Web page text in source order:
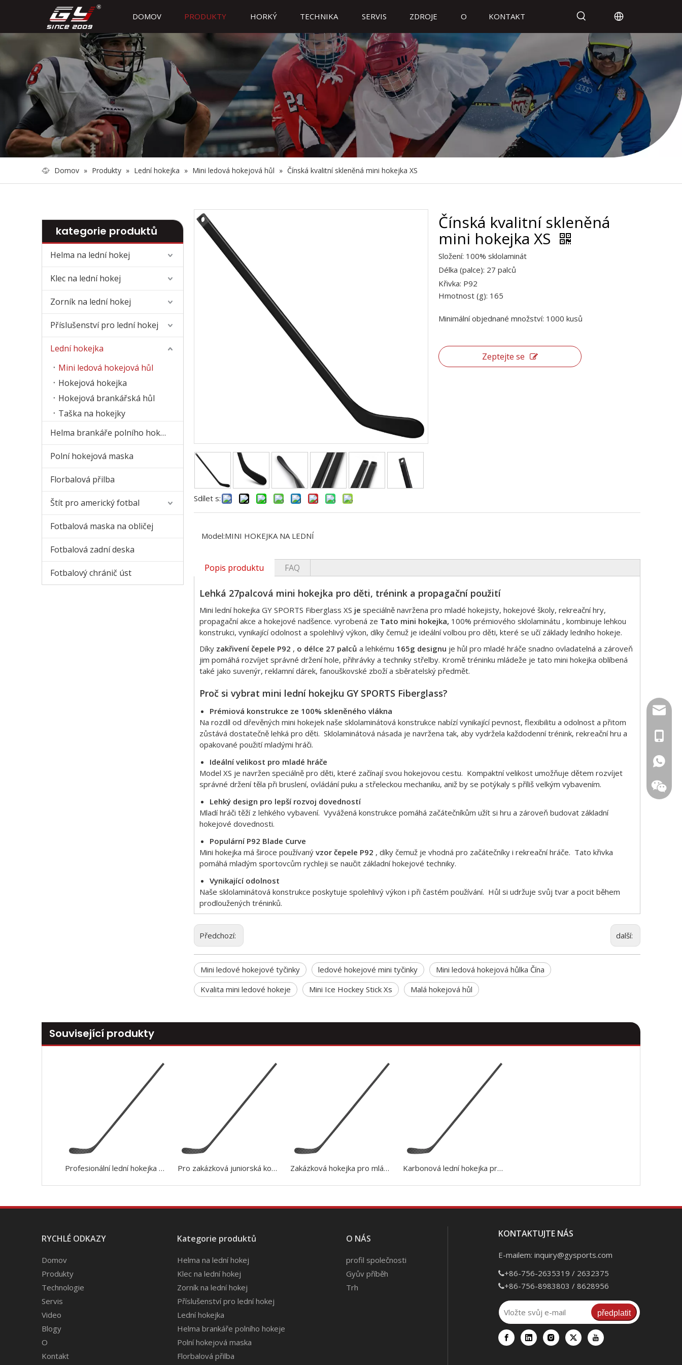
DOMOV PRODUKTY HORKÝ TECHNIKA SERVIS ZDROJE O KONTAKT
Domov » Produkty » Lední hokejka » Mini ledová hokejová hůl » Čínská kvalitní skleněná mini hokejka XS
kategorie produktů
Helma na lední hokej
Klec na lední hokej
Zorník na lední hokej
Příslušenství pro lední hokej
Lední hokejka
Mini ledová hokejová hůl
Hokejová hokejka
Hokejová brankářská hůl
Taška na hokejky
Helma brankáře polního hokeje
Polní hokejová maska
Florbalová přilba
Štít pro americký fotbal
Fotbalová maska ​​na obličej
Fotbalová zadní deska
Fotbalový chránič úst
Sdílet s:
Čínská kvalitní skleněná
mini hokejka XS
Složení: 100% sklolaminát
Délka (palce): 27 palců
Křivka: P92
Hmotnost (g): 165
Minimální objednané množství: 1000 kusů
Zeptejte se
Model:MINI HOKEJKA NA LEDNÍ
Popis produktu FAQ
Lehká 27palcová mini hokejka pro děti, trénink a propagační použití
Mini lední hokejka GY SPORTS Fiberglass XS je speciálně navržena pro mladé hokejisty, hokejové školy, rekreační hry,
propagační akce a hokejové nadšence. vyrobená ze Tato mini hokejka, 100% prémiového sklolaminátu , kombinuje lehkou
konstrukci, vynikající odolnost a spolehlivý výkon, díky čemuž je ideální volbou pro děti, které se učí základy ledního hokeje.
Díky zakřivení čepele P92 , o délce 27 palců a lehkému 165g designu je hůl pro mladé hráče snadno ovladatelná a zároveň
jim pomáhá rozvíjet správné držení hole, přihrávky a techniky střelby. Kromě tréninku mládeže je tato mini hokejka oblíbená
také jako suvenýr, reklamní dárek, fanouškovské zboží a sběratelský předmět.
Proč si vybrat mini lední hokejku GY SPORTS Fiberglass?
Prémiová konstrukce ze 100% skleněného vlákna
Na rozdíl od dřevěných mini hokejek naše sklolaminátová konstrukce nabízí vynikající pevnost, flexibilitu a odolnost a přitom
zůstává dostatečně lehká pro děti. Sklolaminátová násada je navržena tak, aby vydržela každodenní trénink, rekreační hru a
opakované použití mladými hráči.
Ideální velikost pro mladé hráče
Model XS je navržen speciálně pro děti, které začínají svou hokejovou cestu. Kompaktní velikost umožňuje dětem rozvíjet
správné držení těla při bruslení, ovládání puku a střeleckou mechaniku, aniž by se potýkaly s příliš velkým vybavením.
Lehký design pro lepší rozvoj dovedností
Mladí hráči těží z lehkého vybavení. Vyvážená konstrukce pomáhá začátečníkům užít si hru a zároveň budovat základní
hokejové dovednosti.
Populární P92 Blade Curve
Mini hokejka má široce používaný vzor čepele P92 , díky čemuž je vhodná pro začátečníky i rekreační hráče. Tato křivka
pomáhá mladým sportovcům rychleji se naučit základní hokejové techniky.
Vynikající odolnost
Naše sklolaminátová konstrukce poskytuje spolehlivý výkon i při častém používání. Hůl si udržuje svůj tvar a pocit během
prodloužených tréninků.
Předchozí: další:
Mini ledové hokejové tyčinky ledové hokejové mini tyčinky
Mini ledová hokejová hůlka Čína
Kvalita mini ledové hokeje
Mini Ice Hockey Stick Xs Malá hokejová hůl
Související produkty
Profesionální lední hokejka z uhlíkových vláken pro seniory Pro zakázková juniorská kompozitová hokejka pro pravou nebo levou ruku Zakázková hokejka pro mládež z uhlíkových vláken pro pravou nebo levou ruku Karbonová lední hokejka pro středně pokročilé praváky nebo leváky
RYCHLÉ ODKAZY
Domov
Produkty
Technologie
Servis
Video
Blogy
O
Kontakt
Kategorie produktů
Helma na lední hokej
Klec na lední hokej
Zorník na lední hokej
Příslušenství pro lední hokej
Lední hokejka
Helma brankáře polního hokeje
Polní hokejová maska
Florbalová přilba
O NÁS
profil společnosti
Gyův příběh
Trh
KONTAKTUJTE NÁS
E-mailem: inquiry@gysports.com
+86-756-2635319 / 2632375
+86-756-8983803 / 8628956
předplatit
+1
+86